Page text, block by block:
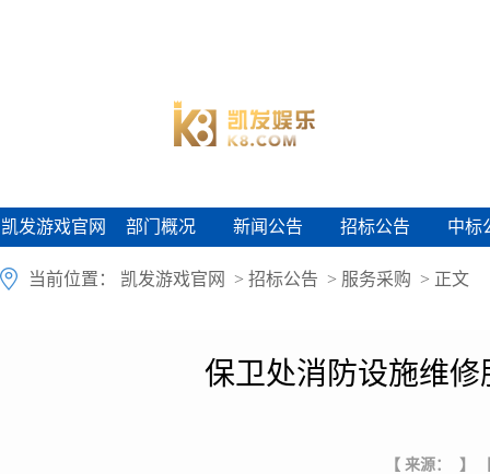
凯发游戏官网
凯发游戏官网 部门概况
部门概况 新闻公告
新闻公告 招标公告
招标公告 中标
中标
当前位置： 凯发游戏官网 > 招标公告 > 服务采购 > 正文
保卫处消防设施维
【 来源： 】